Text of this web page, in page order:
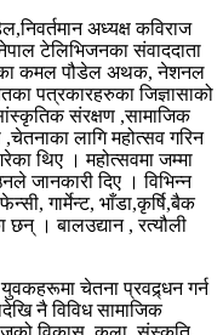
अध्यक्ष कविराज
टेलिभिजनका संवाददाता
कमल पौडेल अथक, नेशनल
पत्रकारहरुका जिज्ञासाको
संरक्षण ,सामाजिक
लागि महोत्सव गरिन
थिए । महोत्सवमा जम्मा
जानकारी दिए । विभिन्न
गार्मेन्ट, भाँडा,कृर्षि,बैक
। बालउद्यान , रत्यौली
चेतना प्रवद्र्धन गर्न
नै विविध सामाजिक